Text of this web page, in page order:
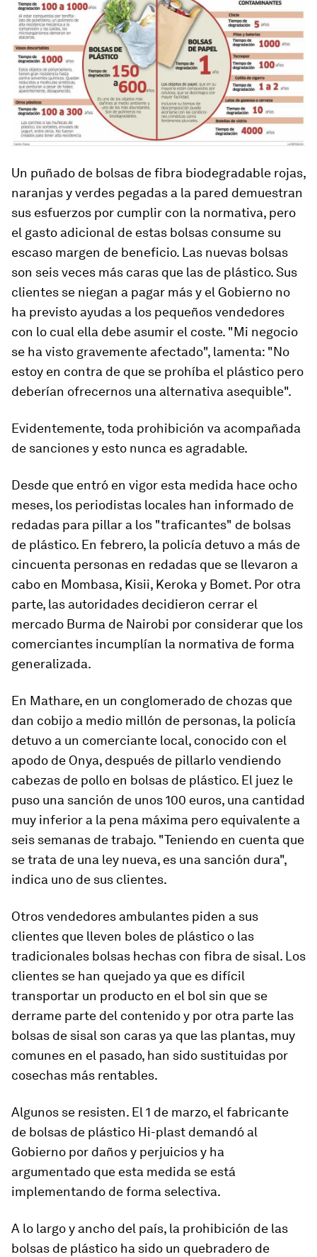
Un puñado de bolsas de fibra biodegradable rojas,
naranjas y verdes pegadas a la pared demuestran
sus esfuerzos por cumplir con la normativa, pero
el gasto adicional de estas bolsas consume su
escaso margen de beneficio. Las nuevas bolsas
son seis veces más caras que las de plástico. Sus
clientes se niegan a pagar más y el Gobierno no
ha previsto ayudas a los pequeños vendedores
con lo cual ella debe asumir el coste. "Mi negocio
se ha visto gravemente afectado", lamenta: "No
estoy en contra de que se prohíba el plástico pero
deberían ofrecernos una alternativa asequible".
Evidentemente, toda prohibición va acompañada
de sanciones y esto nunca es agradable.
Desde que entró en vigor esta medida hace ocho
meses, los periodistas locales han informado de
redadas para pillar a los "traficantes" de bolsas
de plástico. En febrero, la policía detuvo a más de
cincuenta personas en redadas que se llevaron a
cabo en Mombasa, Kisii, Keroka y Bomet. Por otra
parte, las autoridades decidieron cerrar el
mercado Burma de Nairobi por considerar que los
comerciantes incumplían la normativa de forma
generalizada.
En Mathare, en un conglomerado de chozas que
dan cobijo a medio millón de personas, la policía
detuvo a un comerciante local, conocido con el
apodo de Onya, después de pillarlo vendiendo
cabezas de pollo en bolsas de plástico. El juez le
puso una sanción de unos 100 euros, una cantidad
muy inferior a la pena máxima pero equivalente a
seis semanas de trabajo. "Teniendo en cuenta que
se trata de una ley nueva, es una sanción dura",
indica uno de sus clientes.
Otros vendedores ambulantes piden a sus
clientes que lleven boles de plástico o las
tradicionales bolsas hechas con fibra de sisal. Los
clientes se han quejado ya que es difícil
transportar un producto en el bol sin que se
derrame parte del contenido y por otra parte las
bolsas de sisal son caras ya que las plantas, muy
comunes en el pasado, han sido sustituidas por
cosechas más rentables.
Algunos se resisten. El 1 de marzo, el fabricante
de bolsas de plástico Hi-plast demandó al
Gobierno por daños y perjuicios y ha
argumentado que esta medida se está
implementando de forma selectiva.
A lo largo y ancho del país, la prohibición de las
bolsas de plástico ha sido un quebradero de